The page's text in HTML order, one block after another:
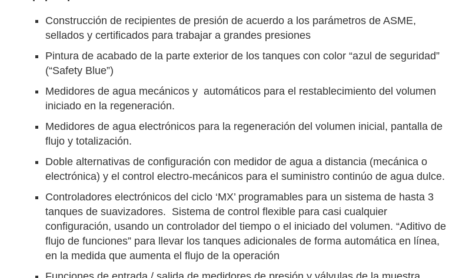
Construcción de recipientes de presión de acuerdo a los parámetros de ASME,
sellados y certificados para trabajar a grandes presiones
Pintura de acabado de la parte exterior de los tanques con color “azul de seguridad”
(“Safety Blue”)
Medidores de agua mecánicos y automáticos para el restablecimiento del volumen
iniciado en la regeneración.
Medidores de agua electrónicos para la regeneración del volumen inicial, pantalla de
flujo y totalización.
Doble alternativas de configuración con medidor de agua a distancia (mecánica o
electrónica) y el control electro-mecánicos para el suministro continúo de agua dulce.
Controladores electrónicos del ciclo ‘MX’ programables para un sistema de hasta 3
tanques de suavizadores. Sistema de control flexible para casi cualquier
configuración, usando un controlador del tiempo o el iniciado del volumen. “Aditivo de
flujo de funciones” para llevar los tanques adicionales de forma automática en línea,
en la medida que aumenta el flujo de la operación